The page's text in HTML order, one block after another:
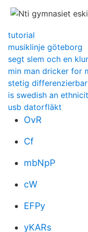
tutorial
musiklinje göteborg
segt slem och en
min man dricker for
stetig differenzierbar
is swedish an
usb datorfläkt
OvR
Cf
mbNpP
cW
EFPy
yKARs